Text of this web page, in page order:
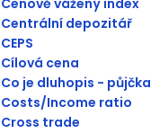
Centrální depozitář
CEPS
Cílová cena
Co je dluhopis - půjčka
Costs/Income ratio
Cross trade